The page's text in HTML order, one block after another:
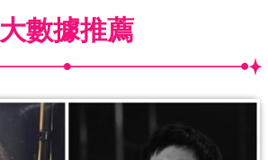
大數據推薦